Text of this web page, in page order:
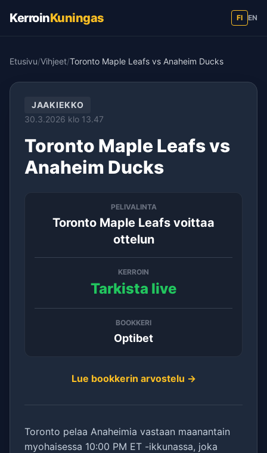
KerroinKuningas FI EN
Etusivu/Vihjeet/Toronto Maple Leafs vs Anaheim Ducks
JAAKIEKKO
30.3.2026 klo 13.47
Toronto Maple Leafs vs
Anaheim Ducks
PELIVALINTA
Toronto Maple Leafs voittaa
ottelun
KERROIN
Tarkista live
BOOKKERI
Optibet
Lue bookkerin arvostelu →
Toronto pelaa Anaheimia vastaan maanantain
myohaisessa 10:00 PM ET -ikkunassa, joka